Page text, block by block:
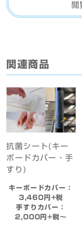
閲
関連商品
抗菌シート(キー
ボードカバー・手
すり)
キーボードカバー：
3,460円+税
手すりカバー：
2,000円+税〜